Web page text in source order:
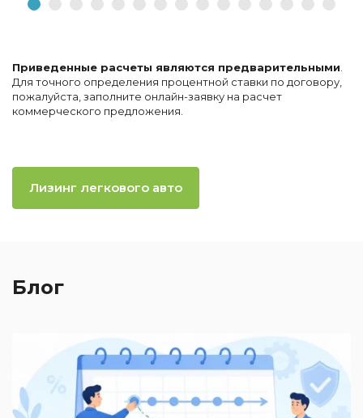
Приведенные расчеты являются предварительными
Для точного определения процентной ставки по договору,
пожалуйста, заполните онлайн-заявку на расчет
коммерческого предложения.
Лизинг легкового авто
Блог